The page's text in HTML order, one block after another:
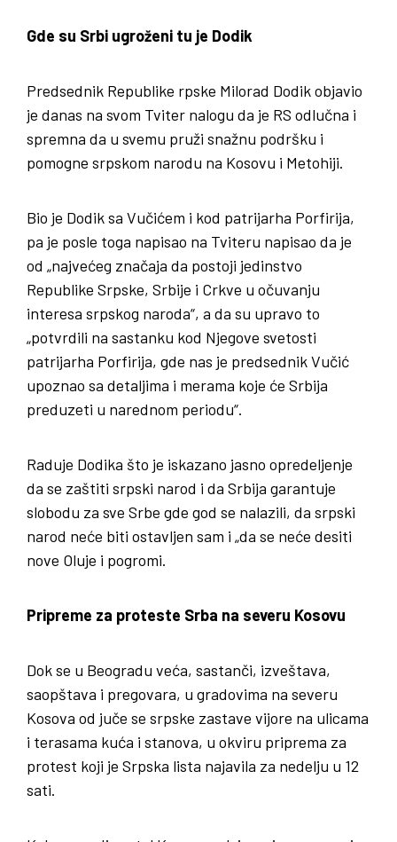
Gde su Srbi ugroženi tu je Dodik
Predsednik Republike rpske Milorad Dodik objavio
je danas na svom Tviter nalogu da je RS odlučna i
spremna da u svemu pruži snažnu podršku i
pomogne srpskom narodu na Kosovu i Metohiji.
Bio je Dodik sa Vučićem i kod patrijarha Porfirija,
pa je posle toga napisao na Tviteru napisao da je
od „najvećeg značaja da postoji jedinstvo
Republike Srpske, Srbije i Crkve u očuvanju
interesa srpskog naroda“, a da su upravo to
„potvrdili na sastanku kod Njegove svetosti
patrijarha Porfirija, gde nas je predsednik Vučić
upoznao sa detaljima i merama koje će Srbija
preduzeti u narednom periodu“.
Raduje Dodika što je iskazano jasno opredeljenje
da se zaštiti srpski narod i da Srbija garantuje
slobodu za sve Srbe gde god se nalazili, da srpski
narod neće biti ostavljen sam i „da se neće desiti
nove Oluje i pogromi.
Pripreme za proteste Srba na severu Kosovu
Dok se u Beogradu veća, sastanči, izveštava,
saopštava i pregovara, u gradovima na severu
Kosova od juče se srpske zastave vijore na ulicama
i terasama kuća i stanova, u okviru priprema za
protest koji je Srpska lista najavila za nedelju u 12
sati.